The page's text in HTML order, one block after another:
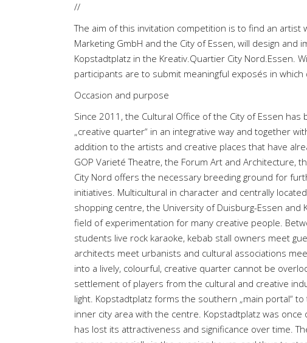
//
The aim of this invitation competition is to find an artist
Marketing GmbH and the City of Essen, will design
Kopstadtplatz in the Kreativ.Quartier City Nord.Essen.
participants are to submit meaningful exposés in
Occasion and purpose
Since 2011, the Cultural Office of the City of Essen
„creative quarter“ in an integrative way and together
addition to the artists and creative places that have
GOP Varieté Theatre, the Forum Art and Architecture,
City Nord offers the necessary breeding ground for
initiatives. Multicultural in character and centrally
shopping centre, the University of Duisburg-Essen and
field of experimentation for many creative people.
students live rock karaoke, kebab stall owners meet
architects meet urbanists and cultural associations
into a lively, colourful, creative quarter cannot be
settlement of players from the cultural and creative
light. Kopstadtplatz forms the southern „main portal“
inner city area with the centre. Kopstadtplatz was
has lost its attractiveness and significance over time.